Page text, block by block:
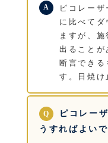
ピコレー
に比べてダ
ますが、
出ることが
断言できる
す。日焼け
ピコレー
うすればよい